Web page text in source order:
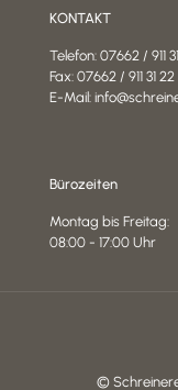
KONTAKT
Telefon: 07662 / 911
Fax: 07662 / 911 31 22
E-Mail:
Bürozeiten
Montag bis Freitag:
08:00 - 17:00 Uhr
©